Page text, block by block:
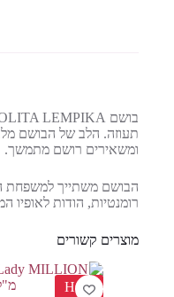
תעוזה. הלב של הבושם
ומשאירים רושם מתמשך.
רומנטיות, הודות
מוצרים קשורים
HOT